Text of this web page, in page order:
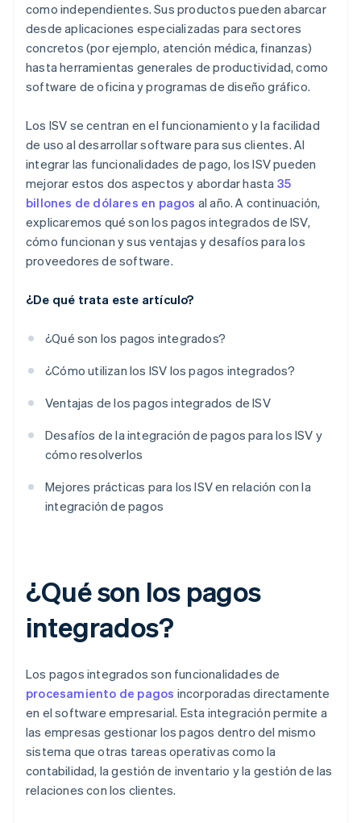
como independientes. Sus productos pueden abarcar
desde aplicaciones especializadas para sectores
concretos (por ejemplo, atención médica, finanzas)
hasta herramientas generales de productividad, como
software de oficina y programas de diseño gráfico.
Los ISV se centran en el funcionamiento y la facilidad
de uso al desarrollar software para sus clientes. Al
integrar las funcionalidades de pago, los ISV pueden
mejorar estos dos aspectos y abordar hasta 35
billones de dólares en pagos al año. A continuación,
explicaremos qué son los pagos integrados de ISV,
cómo funcionan y sus ventajas y desafíos para los
proveedores de software.
¿De qué trata este artículo?
¿Qué son los pagos integrados?
¿Cómo utilizan los ISV los pagos integrados?
Ventajas de los pagos integrados de ISV
Desafíos de la integración de pagos para los ISV y
cómo resolverlos
Mejores prácticas para los ISV en relación con la
integración de pagos
¿Qué son los pagos
integrados?
Los pagos integrados son funcionalidades de
procesamiento de pagos incorporadas directamente
en el software empresarial. Esta integración permite a
las empresas gestionar los pagos dentro del mismo
sistema que otras tareas operativas como la
contabilidad, la gestión de inventario y la gestión de las
relaciones con los clientes.